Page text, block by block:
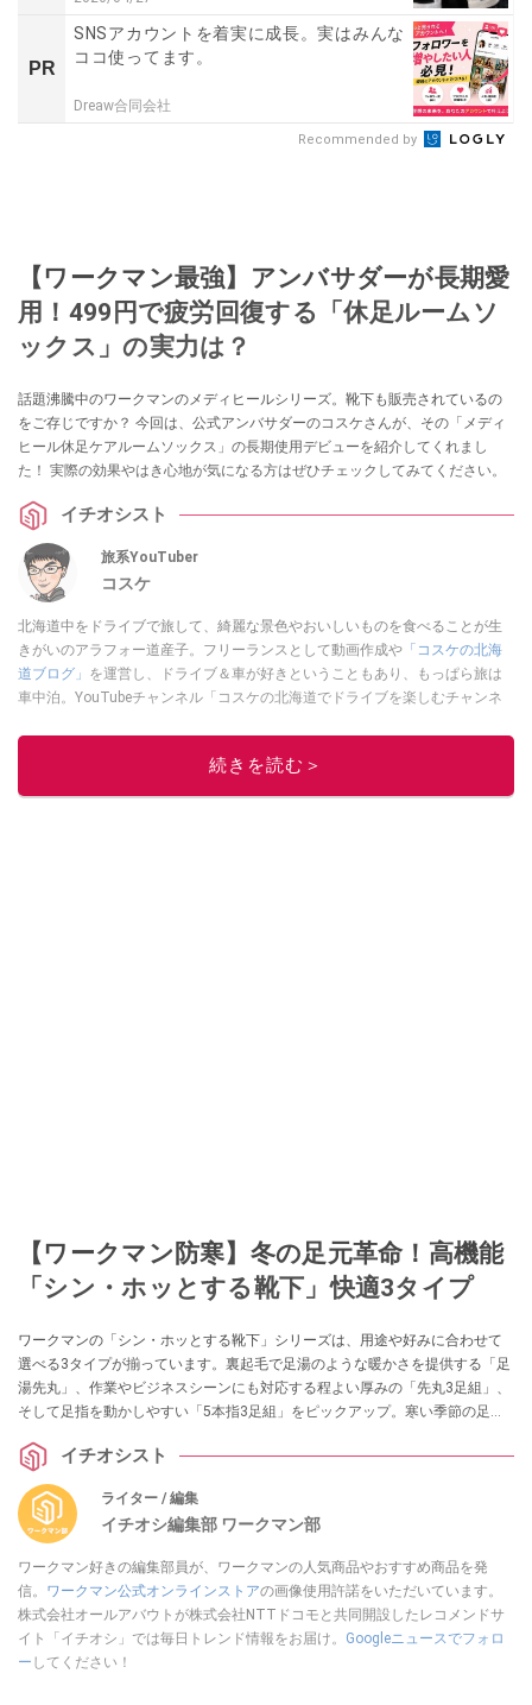
PR
SNSアカウントを着実に成長。実はみんな
ココ使ってます。
Dreaw合同会社
Recommended by
【ワークマン最強】アンバサダーが長期愛
用！499円で疲労回復する「休足ルームソ
ックス」の実力は？
話題沸騰中のワークマンのメディヒールシリーズ。靴下も販売されているの
をご存じですか？ 今回は、公式アンバサダーのコスケさんが、その「メディ
ヒール休足ケアルームソックス」の長期使用デビューを紹介してくれまし
た！ 実際の効果やはき心地が気になる方はぜひチェックしてみてください。
イチオシスト
旅系YouTuber
コスケ
北海道中をドライブで旅して、綺麗な景色やおいしいものを食べることが生
きがいのアラフォー道産子。フリーランスとして動画作成や 「コスケの北海
道ブログ」 を運営し、ドライブ＆車が好きということもあり、もっぱら旅は
車中泊。YouTubeチャンネル「コスケの北海道でドライブを楽しむチャンネ
も配信中。
続きを読む＞
【ワークマン防寒】冬の足元革命！高機能
「シン・ホッとする靴下」快適3タイプ
ワークマンの「シン・ホッとする靴下」シリーズは、用途や好みに合わせて
選べる3タイプが揃っています。裏起毛で足湯のような暖かさを提供する「足
湯先丸」、作業やビジネスシーンにも対応する程よい厚みの「先丸3足組」、
そして足指を動かしやすい「5本指3足組」をピックアップ。寒い季節の足元
イチオシスト
ライター / 編集
イチオシ編集部 ワークマン部
ワークマン好きの編集部員が、ワークマンの人気商品やおすすめ商品を発
信。 ワークマン公式オンラインストアの画像使用許諾をいただいています。
株式会社オールアバウトが株式会社NTTドコモと共同開設したレコメンドサ
イト「イチオシ」では毎日トレンド情報をお届け。 Googleニュースでフォロ
ー してください！